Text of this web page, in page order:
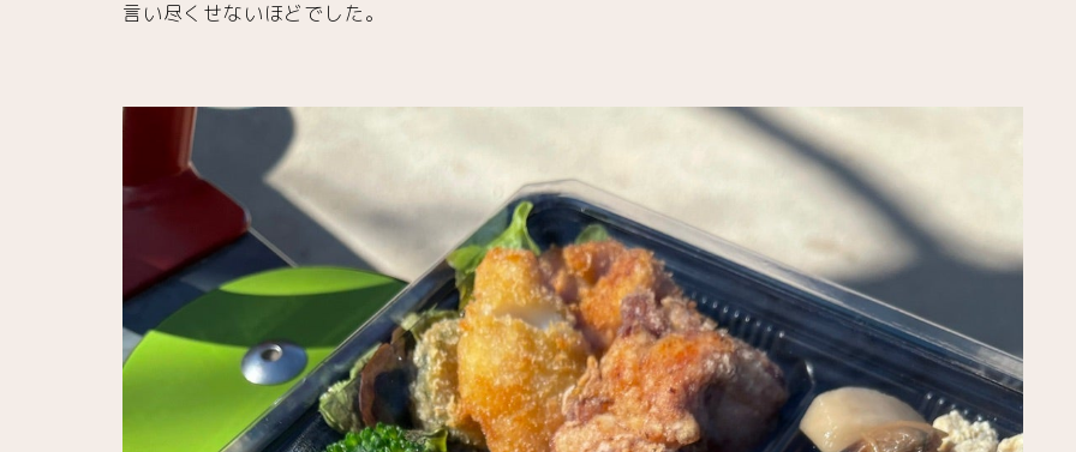
言い尽くせないほどでした。